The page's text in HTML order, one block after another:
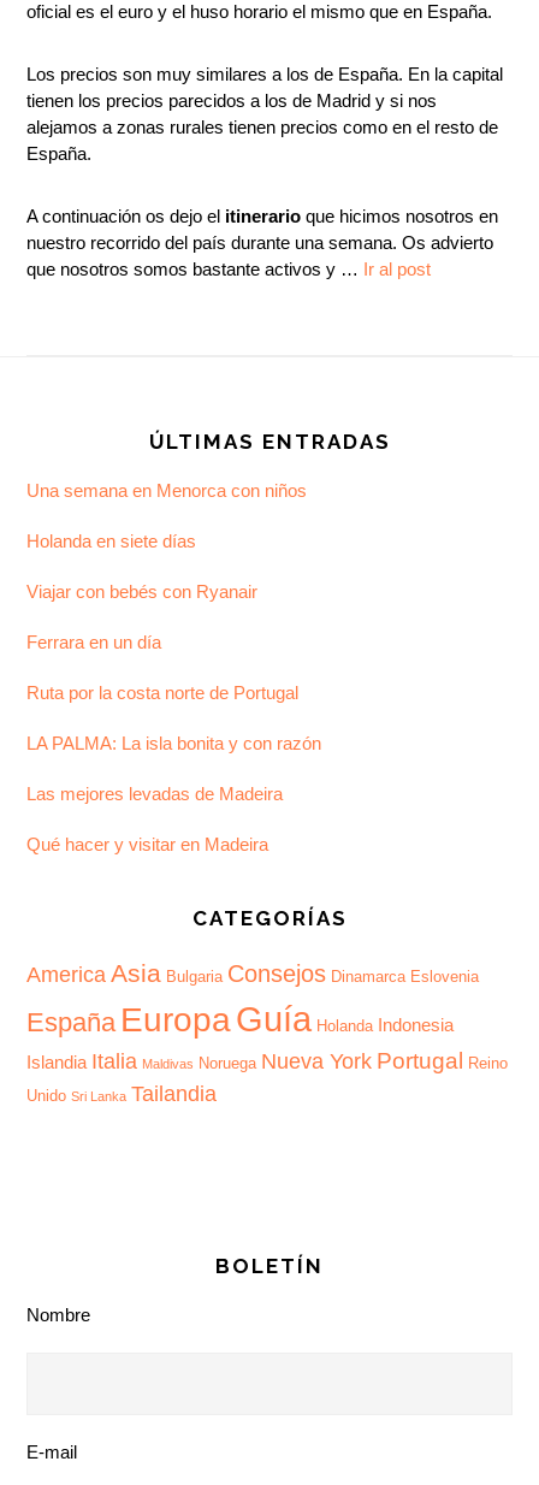
oficial es el euro y el huso horario el mismo que en España.
Los precios son muy similares a los de España. En la capital
tienen los precios parecidos a los de Madrid y si nos
alejamos a zonas rurales tienen precios como en el resto de
España.
A continuación os dejo el itinerario que hicimos nosotros en
nuestro recorrido del país durante una semana. Os advierto
que nosotros somos bastante activos y … Ir al post
ÚLTIMAS ENTRADAS
Una semana en Menorca con niños
Holanda en siete días
Viajar con bebés con Ryanair
Ferrara en un día
Ruta por la costa norte de Portugal
LA PALMA: La isla bonita y con razón
Las mejores levadas de Madeira
Qué hacer y visitar en Madeira
CATEGORÍAS
America Asia Bulgaria Consejos Dinamarca Eslovenia
España EuropaGuía Holanda Indonesia
Islandia Italia Maldivas Noruega Nueva York Portugal
Reino
Unido Sri Lanka Tailandia
BOLETÍN
Nombre
E-mail